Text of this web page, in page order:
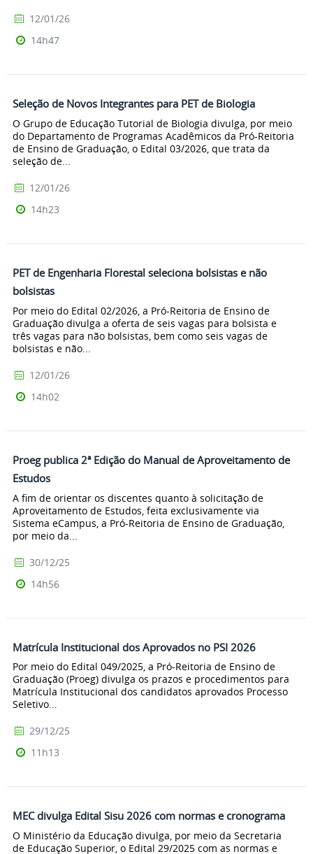
12/01/26
14h47
Seleção de Novos Integrantes para PET de Biologia
O Grupo de Educação Tutorial de Biologia divulga, por meio
do Departamento de Programas Acadêmicos da Pró-Reitoria
de Ensino de Graduação, o Edital 03/2026, que trata da
seleção de...
12/01/26
14h23
PET de Engenharia Florestal seleciona bolsistas e não
bolsistas
Por meio do Edital 02/2026, a Pró-Reitoria de Ensino de
Graduação divulga a oferta de seis vagas para bolsista e
três vagas para não bolsistas, bem como seis vagas de
bolsistas e não...
12/01/26
14h02
Proeg publica 2ª Edição do Manual de Aproveitamento de
Estudos
A fim de orientar os discentes quanto à solicitação de
Aproveitamento de Estudos, feita exclusivamente via
Sistema eCampus, a Pró-Reitoria de Ensino de Graduação,
por meio da...
30/12/25
14h56
Matrícula Institucional dos Aprovados no PSI 2026
Por meio do Edital 049/2025, a Pró-Reitoria de Ensino de
Graduação (Proeg) divulga os prazos e procedimentos para
Matrícula Institucional dos candidatos aprovados Processo
Seletivo...
29/12/25
11h13
MEC divulga Edital Sisu 2026 com normas e cronograma
O Ministério da Educação divulga, por meio da Secretaria
de Educação Superior, o Edital 29/2025 com as normas e